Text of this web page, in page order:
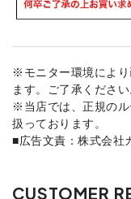
※モニター環境によ
ます。ご了承ください
※当店では、正規の
扱っております。
■広告文責：株式会社